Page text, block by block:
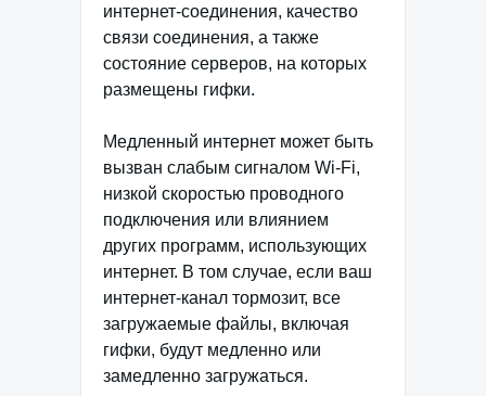
интернет-соединения, качество
связи соединения, а также
состояние серверов, на которых
размещены гифки.
Медленный интернет может быть
вызван слабым сигналом Wi-Fi,
низкой скоростью проводного
подключения или влиянием
других программ, использующих
интернет. В том случае, если ваш
интернет-канал тормозит, все
загружаемые файлы, включая
гифки, будут медленно или
замедленно загружаться.